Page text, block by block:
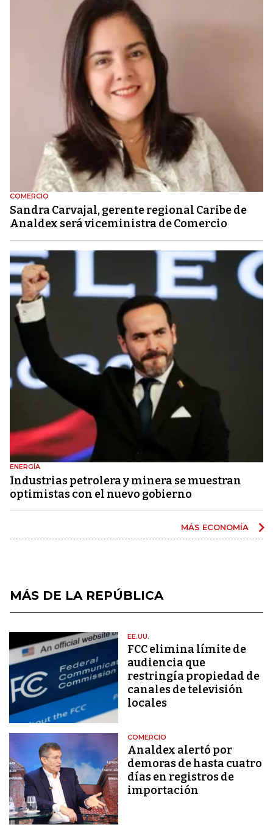
COMERCIO
Sandra Carvajal, gerente regional Caribe de
Analdex será viceministra de Comercio
ENERGÍA
Industrias petrolera y minera se muestran
optimistas con el nuevo gobierno
MÁS ECONOMÍA
MÁS DE LA REPÚBLICA
EE.UU.
FCC elimina límite de
audiencia que
restringía propiedad de
canales de televisión
locales
COMERCIO
Analdex alertó por
demoras de hasta cuatro
días en registros de
importación